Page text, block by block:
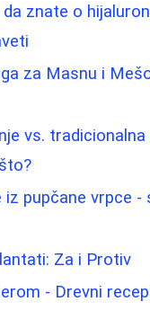
znate o
za Masnu i
vs.
iz pupčane vrpce -
Za i Protiv
- Drevni